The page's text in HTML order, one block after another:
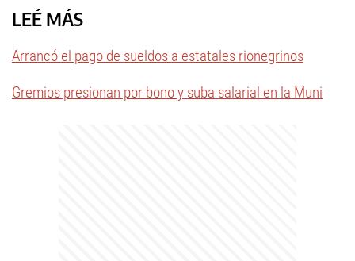
LEÉ MÁS
Arrancó el pago de sueldos a estatales rionegrinos
Gremios presionan por bono y suba salarial en la Muni